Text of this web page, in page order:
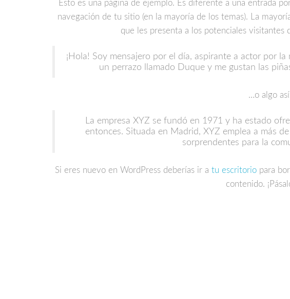
Esto es una página de ejemplo. Es diferente a una entrada
navegación de tu sitio (en la mayoría de los temas). La
que les presenta a los potenciales visitantes
¡Hola! Soy mensajero por el día, aspirante a actor por
un perrazo llamado Duque y me gustan las
…o algo
La empresa XYZ se fundó en 1971 y ha estado
entonces. Situada en Madrid, XYZ emplea a más
sorprendentes para la
Si eres nuevo en WordPress deberías ir a tu escritoriopara
contenido.